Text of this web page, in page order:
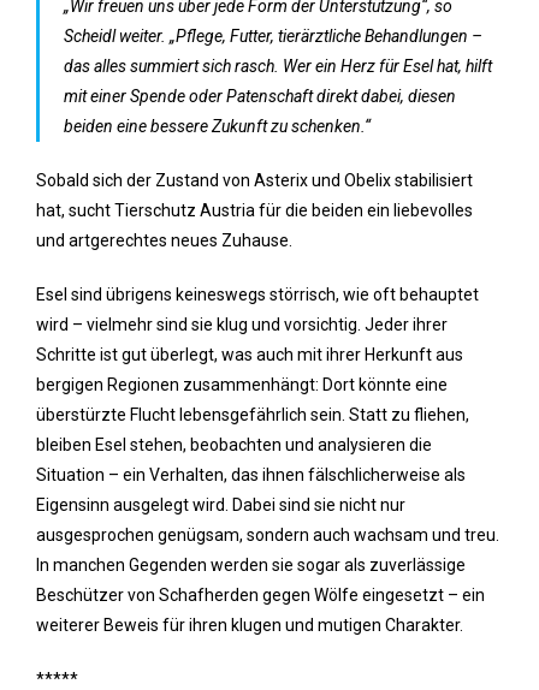
„Wir freuen uns über jede Form der Unterstützung“, so
Scheidl weiter. „Pflege, Futter, tierärztliche Behandlungen –
das alles summiert sich rasch. Wer ein Herz für Esel hat, hilft
mit einer Spende oder Patenschaft direkt dabei, diesen
beiden eine bessere Zukunft zu schenken.“
Sobald sich der Zustand von Asterix und Obelix stabilisiert
hat, sucht Tierschutz Austria für die beiden ein liebevolles
und artgerechtes neues Zuhause.
Esel sind übrigens keineswegs störrisch, wie oft behauptet
wird – vielmehr sind sie klug und vorsichtig. Jeder ihrer
Schritte ist gut überlegt, was auch mit ihrer Herkunft aus
bergigen Regionen zusammenhängt: Dort könnte eine
überstürzte Flucht lebensgefährlich sein. Statt zu fliehen,
bleiben Esel stehen, beobachten und analysieren die
Situation – ein Verhalten, das ihnen fälschlicherweise als
Eigensinn ausgelegt wird. Dabei sind sie nicht nur
ausgesprochen genügsam, sondern auch wachsam und treu.
In manchen Gegenden werden sie sogar als zuverlässige
Beschützer von Schafherden gegen Wölfe eingesetzt – ein
weiterer Beweis für ihren klugen und mutigen Charakter.
*****